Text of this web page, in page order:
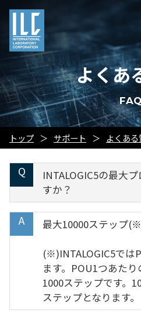
よくあ
FAQ
トップ サポート よくあ
INTALOGIC5の最大
すか？
最大10000ステップ
(※)INTALOGIC5では
ます。POU1つあた
1000ステップです。
ステップとなります。